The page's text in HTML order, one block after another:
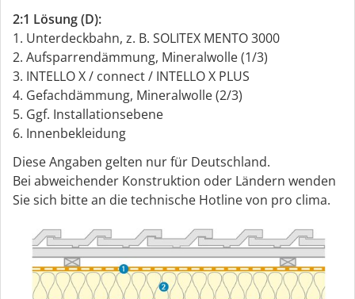
2:1 Lösung (D):
1. Unterdeckbahn, z. B. SOLITEX MENTO 3000
2. Aufsparrendämmung, Mineralwolle (1/3)
3. INTELLO X / connect / INTELLO X PLUS
4. Gefachdämmung, Mineralwolle (2/3)
5. Ggf. Installationsebene
6. Innenbekleidung
Diese Angaben gelten nur für Deutschland.
Bei abweichender Konstruktion oder Ländern wenden
Sie sich bitte an die technische Hotline von pro clima.